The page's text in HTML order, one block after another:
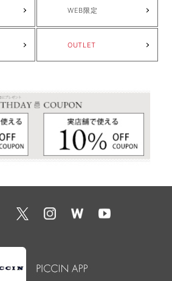
WEB限定
OUTLET